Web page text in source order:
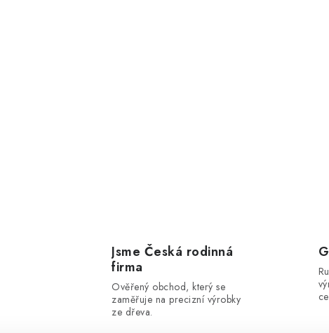
Jsme Česká rodinná
firma
Ověřený obchod, který se
zaměřuje na precizní výrobky
ze dřeva.